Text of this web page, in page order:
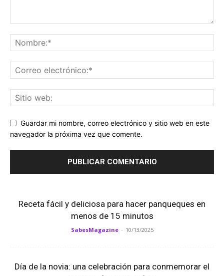
Guardar mi nombre, correo electrónico y sitio web en este
navegador la próxima vez que comente.
Receta fácil y deliciosa para hacer panqueques en
menos de 15 minutos
SabesMagazine - 10/13/2025
Día de la novia: una celebración para conmemorar el